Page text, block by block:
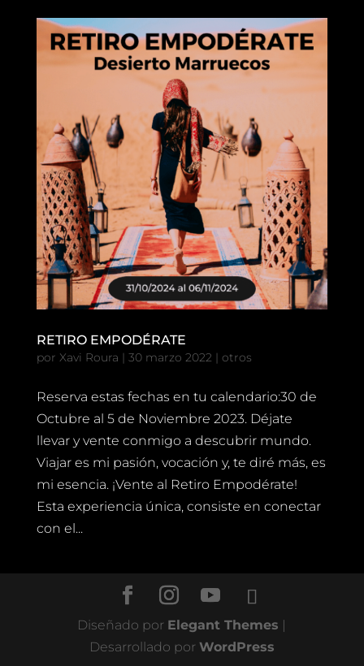
RETIRO EMPODÉRATE
por Xavi Roura | 30 marzo 2022 | otros
Reserva estas fechas en tu calendario:30 de
Octubre al 5 de Noviembre 2023. Déjate
llevar y vente conmigo a descubrir mundo.
Viajar es mi pasión, vocación y, te diré más, es
mi esencia. ¡Vente al Retiro Empodérate!
Esta experiencia única, consiste en conectar
con el...
Diseñado por Elegant Themes |
Desarrollado por WordPress